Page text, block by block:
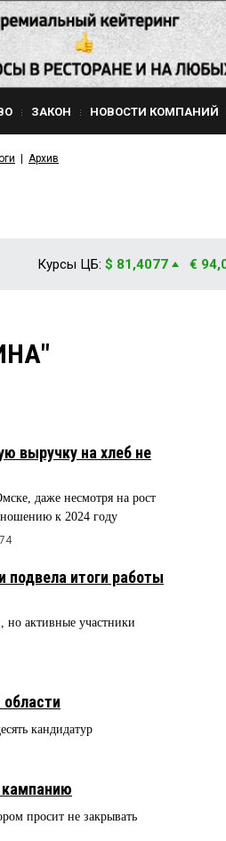
ЗАКОН НОВОСТИ КОМПАНИЙ
Архив
Курсы ЦБ: $ 81,4077 €
выручку на хлеб не
даже несмотря на рост
к 2024 году
подвела итоги работы
но активные участники
кандидатур
просит не закрывать